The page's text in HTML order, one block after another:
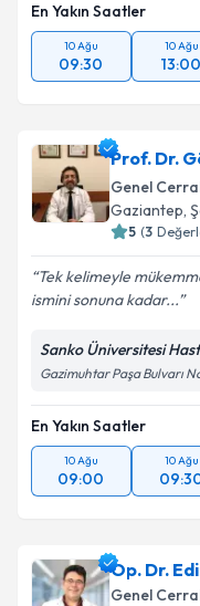
En Yakın Saatler
10 Ağu
09:30
10 Ağu
13:00
Prof. Dr.
Genel
Gaziantep,
5 (3
Tek kelimeyle
ismini sonuna kadar...
Sanko Üniversitesi
Gazimuhtar Paşa Bulvarı
En Yakın Saatler
10 Ağu
09:00
10 Ağu
Op. Dr.
Genel